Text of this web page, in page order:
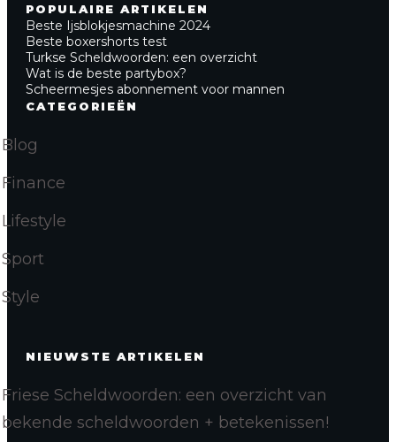
POPULAIRE ARTIKELEN
Beste Ijsblokjesmachine 2024
Beste boxershorts test
Turkse Scheldwoorden: een overzicht
Wat is de beste partybox?
Scheermesjes abonnement voor mannen
CATEGORIEËN
Blog
Finance
Lifestyle
Sport
Style
NIEUWSTE ARTIKELEN
Friese Scheldwoorden: een overzicht van
bekende scheldwoorden + betekenissen!